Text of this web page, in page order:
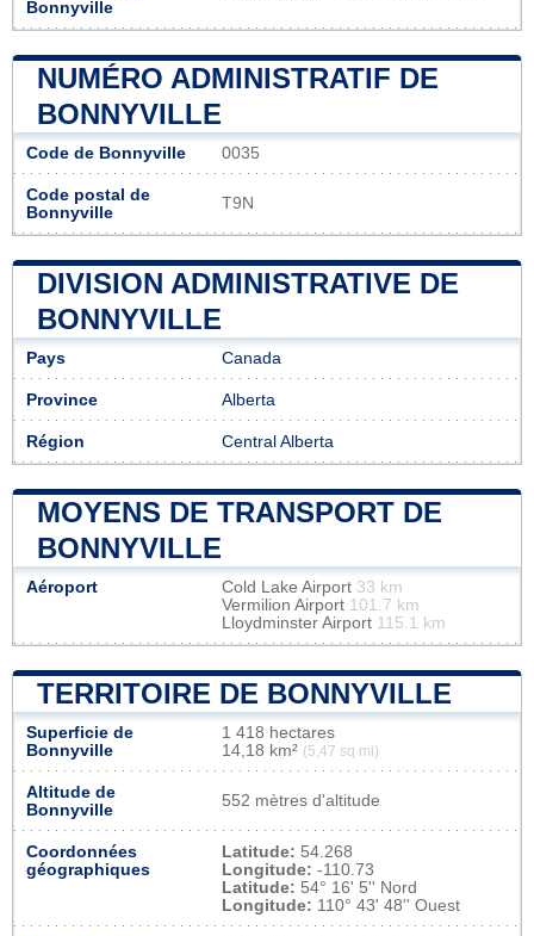
Bonnyville
NUMÉRO ADMINISTRATIF DE
BONNYVILLE
Code de Bonnyville 0035
Code postal de
Bonnyville
T9N
DIVISION ADMINISTRATIVE DE
BONNYVILLE
Pays Canada
Province Alberta
Région Central Alberta
MOYENS DE TRANSPORT DE
BONNYVILLE
Aéroport Cold Lake Airport 33 km
Vermilion Airport 101.7 km
Lloydminster Airport 115.1 km
TERRITOIRE DE BONNYVILLE
Superficie de
Bonnyville
1 418 hectares
14,18 km² (5,47 sq mi)
Altitude de
Bonnyville
552 mètres d'altitude
Coordonnées
géographiques
Latitude: 54.268
Longitude: -110.73
Latitude: 54° 16' 5'' Nord
Longitude: 110° 43' 48'' Ouest